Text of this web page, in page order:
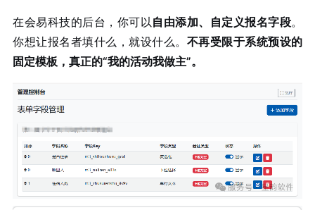
在会易科技的后台，你可以 自由添加、自定义报名字段。
你想让报名者填什么，就设什么。 不再受限于系统预设的
固定模板，真正的“我的活动我做主”。